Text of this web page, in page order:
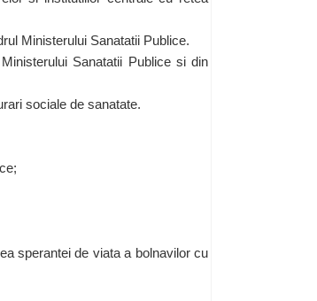
Ministerului Sanatatii Publice.
Sanatatii Publice si din
sociale de sanatate.
sperantei de viata a bolnavilor cu